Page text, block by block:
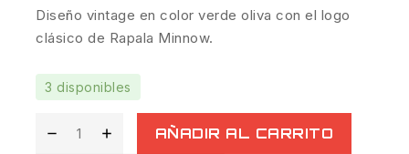
Diseño vintage en color verde oliva con el logo
clásico de Rapala Minnow.
3 disponibles
AÑADIR AL CARRITO